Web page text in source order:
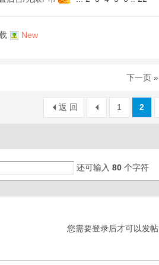
New
下一页 »
1 2
返 回
还可输入 80 个字符
您需要登录后才可以发帖